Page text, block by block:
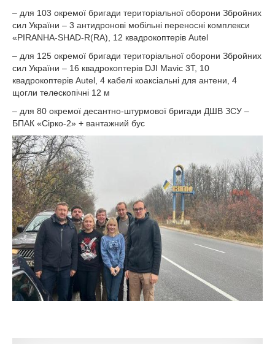
– для 103 окремої бригади територіальної оборони Збройних
сил України – 3 антидронові мобільні переносні комплекси
«PIRANHA-SHAD-R(RA), 12 квадрокоптерів Autel
– для 125 окремої бригади територіальної оборони Збройних
сил України – 16 квадрокоптерів DJI Mavic 3T, 10
квадрокоптерів Autel, 4 кабелі коаксіальні для антени, 4
щогли телескопічні 12 м
– для 80 окремої десантно-штурмової бригади ДШВ ЗСУ –
БПАК «Сірко-2» + вантажний бус